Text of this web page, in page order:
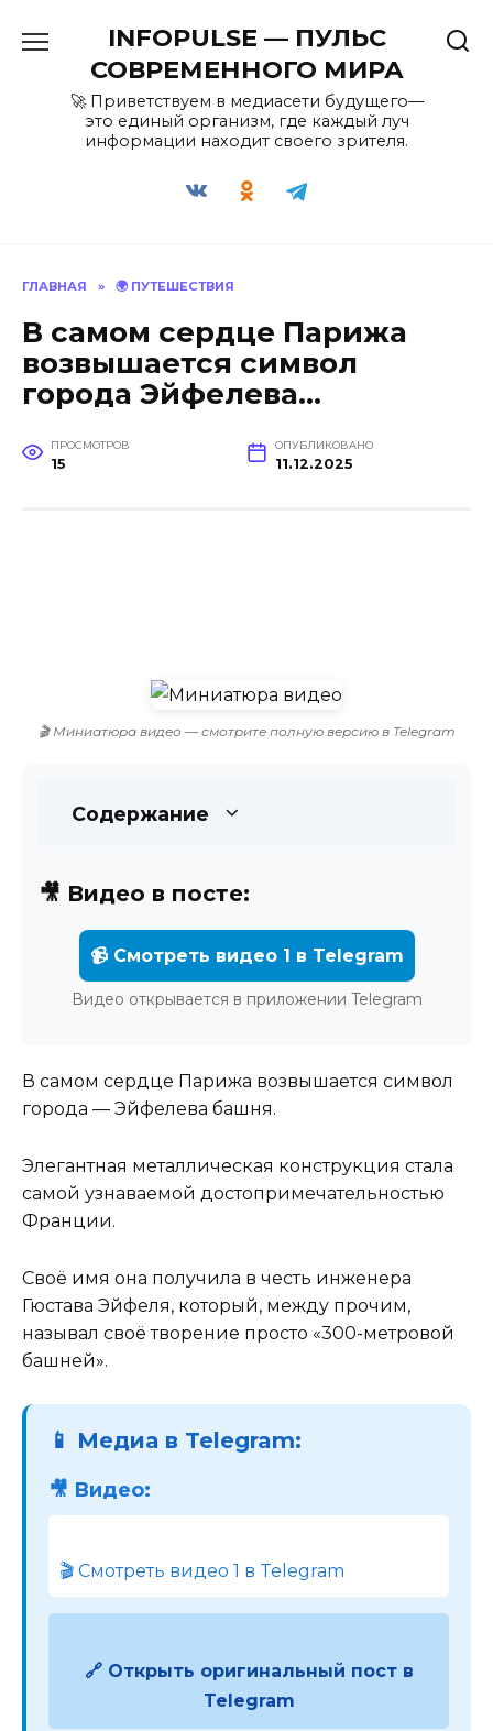
содержанию
INFOPULSE — ПУЛЬС
СОВРЕМЕННОГО МИРА
🚀 Приветствуем в медиасети будущего—
это единый организм, где каждый луч
информации находит своего зрителя.
ГЛАВНАЯ » 🌍 ПУТЕШЕСТВИЯ
В самом сердце Парижа
возвышается символ
города Эйфелева…
ПРОСМОТРОВ
15
ОПУБЛИКОВАНО
11.12.2025
🎬 Миниатюра видео — смотрите полную версию в Telegram
Содержание
🎥 Видео в посте:
📹 Смотреть видео 1 в Telegram
Видео открывается в приложении Telegram
В самом сердце Парижа возвышается символ
города — Эйфелева башня.
Элегантная металлическая конструкция стала
самой узнаваемой достопримечательностью
Франции.
Своё имя она получила в честь инженера
Гюстава Эйфеля, который, между прочим,
называл своё творение просто «300-метровой
башней».
📱 Медиа в Telegram:
🎥 Видео:
🎬 Смотреть видео 1 в Telegram
🔗 Открыть оригинальный пост в
Telegram